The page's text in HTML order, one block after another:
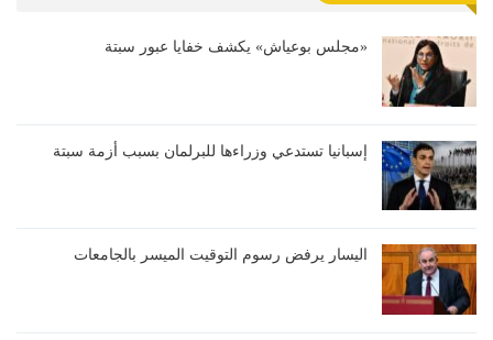
«مجلس بوعياش» يكشف خفايا عبور سبتة
إسبانيا تستدعي وزراءها للبرلمان بسبب أزمة سبتة
اليسار يرفض رسوم التوقيت الميسر بالجامعات